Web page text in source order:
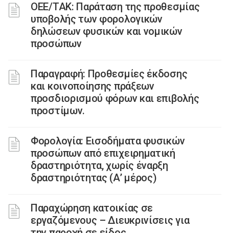
ΟΕΕ/ΤΑΚ: Παράταση της προθεσμίας
υποβολής των φορολογικών
δηλώσεων φυσικών και νομικών
προσώπων
Παραγραφή: Προθεσμίες έκδοσης
και κοινοποίησης πράξεων
προσδιορισμού φόρων και επιβολής
προστίμων.
Φορολογία: Εισοδήματα φυσικών
προσώπων από επιχειρηματική
δραστηριότητα, χωρίς έναρξη
δραστηριότητας (Α’ μέρος)
Παραχώρηση κατοικίας σε
εργαζόμενους – Διευκρινίσεις για